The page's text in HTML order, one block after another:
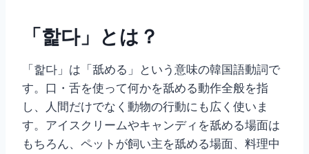
「핥다」とは？
「핥다」は「舐める」という意味の韓国語動詞で
す。口・舌を使って何かを舐める動作全般を指
し、人間だけでなく動物の行動にも広く使いま
す。アイスクリームやキャンディを舐める場面は
もちろん、ペットが飼い主を舐める場面、料理中